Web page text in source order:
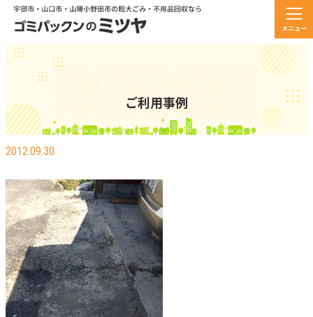
メニュー
ご利用事例
宇部市二又瀬、TY様、簡単な舗装工事の事例
2012.09.30